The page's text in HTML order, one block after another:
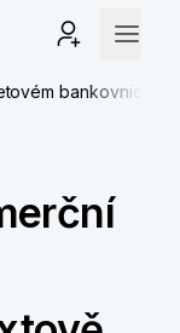
bankovnictví